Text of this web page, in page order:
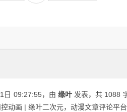
日 09:27:55，由 缘叶 发表，共 1088
动画 | 缘叶二次元，动漫文章评论平台